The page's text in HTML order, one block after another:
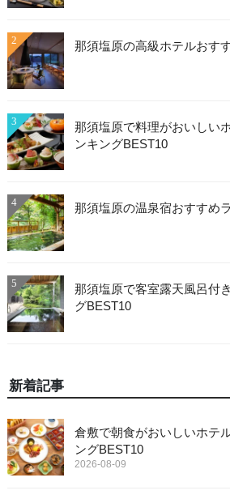
2 那須塩原の高級ホテルおす
3
那須塩原で料理がおいしい
ンキングBEST10
4 那須塩原の温泉宿おすすめ
5
那須塩原で客室露天風呂付
グBEST10
新着記事
倉敷で朝食がおいしいホテ
ングBEST10
2026-08-09